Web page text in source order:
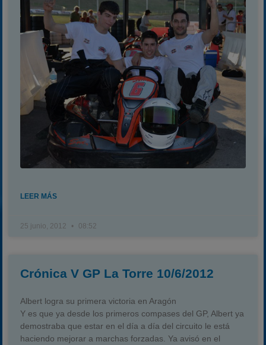
LEER MÁS
25 junio, 2012 08:52
Crónica V GP La Torre 10/6/2012
Albert logra su primera victoria en Aragón
Y es que ya desde los primeros compases del GP, Albert ya
demostraba que estar en el día a día del circuito le está
haciendo mejorar a marchas forzadas. Ya avisó en el